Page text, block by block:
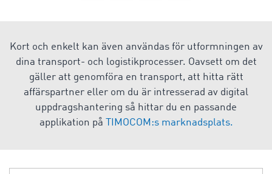
Kort och enkelt kan även användas för utformningen av
dina transport- och logistikprocesser. Oavsett om det
gäller att genomföra en transport, att hitta rätt
affärspartner eller om du är intresserad av digital
uppdragshantering så hittar du en passande
applikation på
TIMOCOM:s marknadsplats.